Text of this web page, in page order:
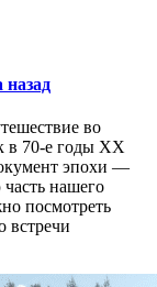
назад
во
в 70-е годы XX
эпохи —
нашего
посмотреть
встречи